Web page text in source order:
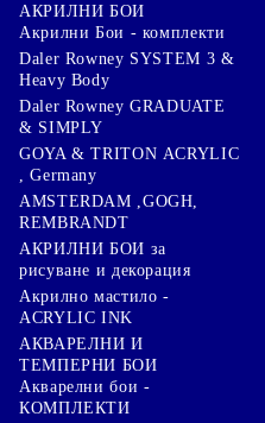
АКРИЛНИ БОИ
Акрилни Бои - комплекти
Daler Rowney SYSTEM 3 &
Heavy Body
Daler Rowney GRADUATE
& SIMPLY
GOYA & TRITON АCRYLIC
, Germany
AMSTERDAM ,GOGH,
REMBRANDT
АКРИЛНИ БОИ за
рисуване и декорация
Акрилно мастило -
ACRYLIC INK
АКВАРЕЛНИ И
ТЕМПЕРНИ БОИ
Акварелни бои -
КОМПЛЕКТИ